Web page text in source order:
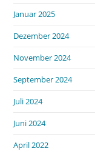
Januar 2025
Dezember 2024
November 2024
September 2024
Juli 2024
Juni 2024
April 2022